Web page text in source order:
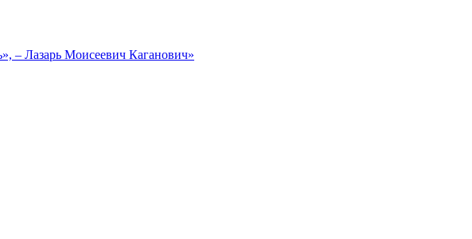
– Лазарь Моисеевич Каганович»